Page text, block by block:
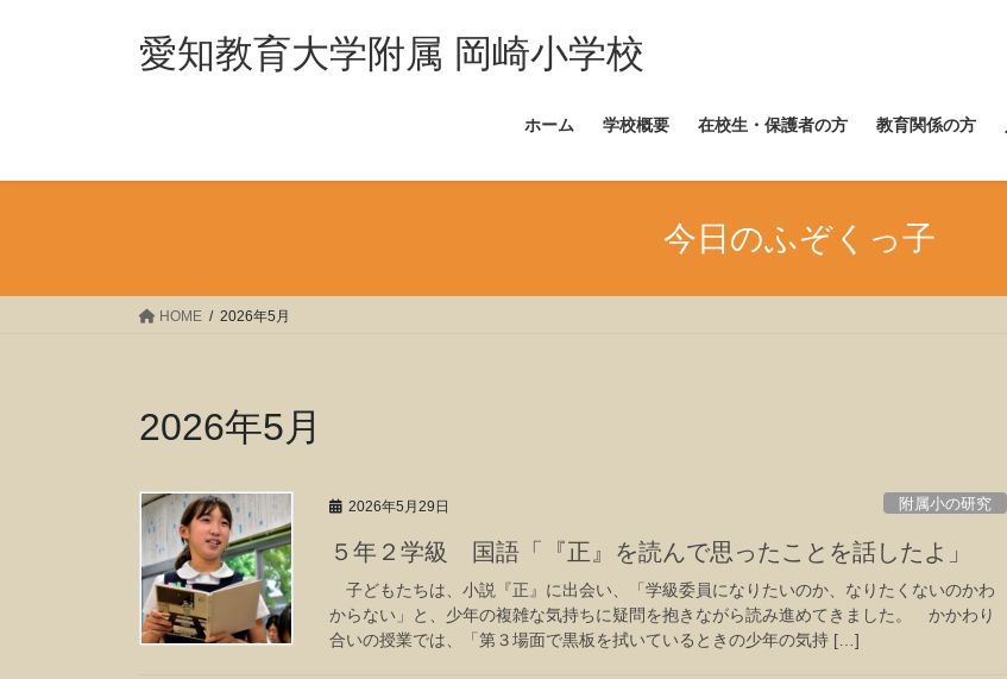
ス
ン
愛知教育大学附属 岡崎小学校
ホーム 学校概要 在校生・保護者の方 教育関係の方
今日のふぞくっ子
HOME 2026年5月
2026年5月
2026年5月29日 附属小の研究
５年２学級 国語「『正』を読んで思ったことを話したよ」
子どもたちは、小説『正』に出会い、「学級委員になりたいのか、なりたくないのかわ
からない」と、少年の複雑な気持ちに疑問を抱きながら読み進めてきました。 かかわり
合いの授業では、「第３場面で黒板を拭いているときの少年の気持 […]